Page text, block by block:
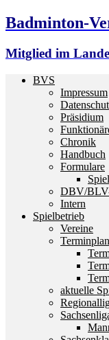
Badminton-
Mitglied im
BVS
Impressum
Präsidium
Chronik
Handbuch
Formulare
DBV/
Intern
Spielbetrieb
Vereine
aktuelle